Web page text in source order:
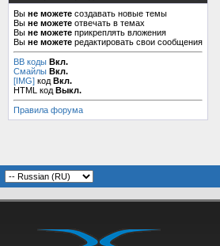
Вы не можете создавать новые темы
Вы не можете отвечать в темах
Вы не можете прикреплять вложения
Вы не можете редактировать свои сообщения
BB коды Вкл.
Смайлы Вкл.
[IMG] код Вкл.
HTML код Выкл.
Правила форума